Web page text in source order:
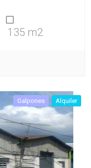
135 m2
Galpones Alquiler